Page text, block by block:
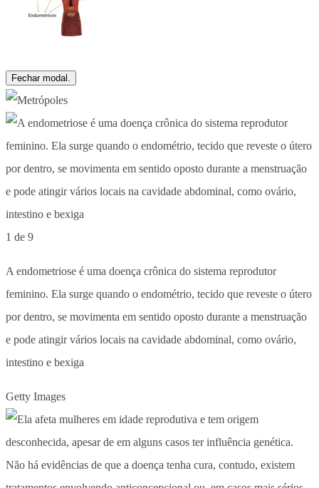
Fechar modal.
1 de 9
A endometriose é uma doença crônica do sistema reprodutor
feminino. Ela surge quando o endométrio, tecido que reveste o útero
por dentro, se movimenta em sentido oposto durante a menstruação
e pode atingir vários locais na cavidade abdominal, como ovário,
intestino e bexiga
Getty Images